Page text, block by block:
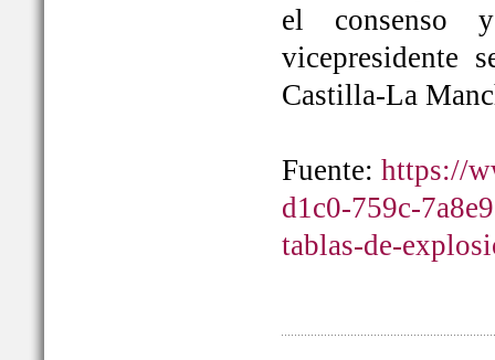
el consenso
vicepresidente
Castilla-La
Fuente: https://
d1c0-759c-
tablas-de-